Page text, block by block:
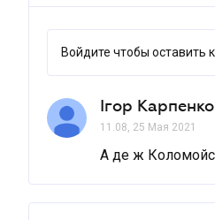
Войдите чтобы оставить
Ігор Карпенко
11.08, 25 Мая 2021
А де ж